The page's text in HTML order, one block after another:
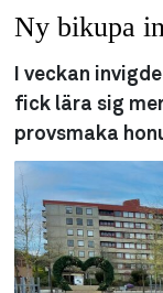
Ny bikupa
I veckan
fick lära sig
provsmaka